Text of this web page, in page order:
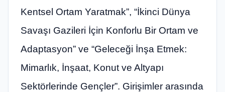
Kentsel Ortam Yaratmak”, “İkinci Dünya
Savaşı Gazileri İçin Konforlu Bir Ortam ve
Adaptasyon” ve “Geleceği İnşa Etmek:
Mimarlık, İnşaat, Konut ve Altyapı
Sektörlerinde Gençler”. Girişimler arasında